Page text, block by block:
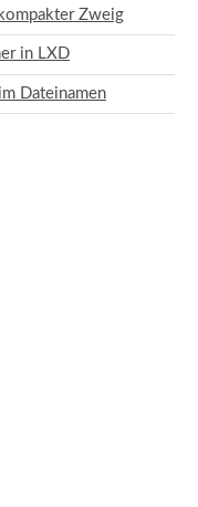
Zweig
in LXD
Dateinamen